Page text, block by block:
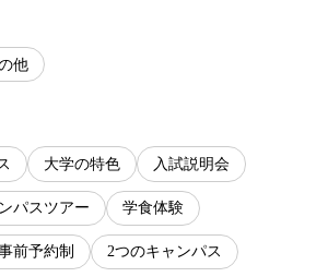
他
大学の特色 入試説明会
パスツアー 学食体験
前予約制 2つのキャンパス